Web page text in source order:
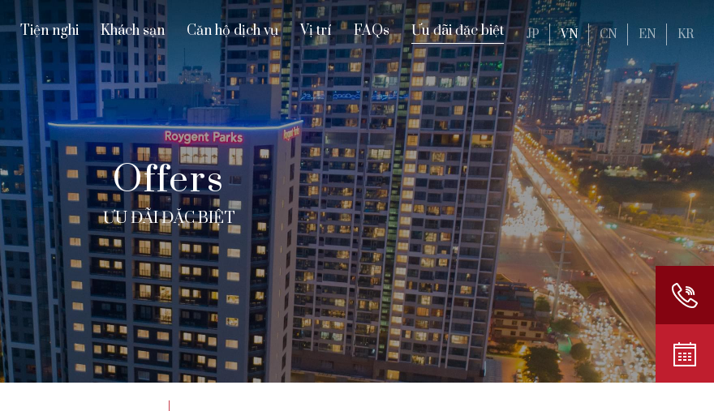
Tiện nghi Khách sạn Căn hộ dịch vụ Vị trí FAQs Ưu đãi đặc biệt JP VN CN EN KR
Offers
ƯU ĐÃI ĐẶC BIỆT